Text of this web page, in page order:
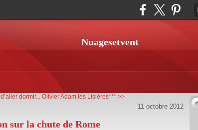
Nuagesetvent
dormir... Olivier Adam les Lisières*** >>
11 octobre 2012
sur la chute de Rome